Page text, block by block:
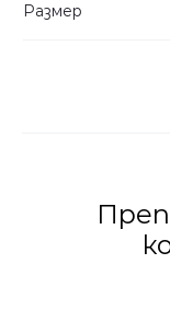
Размер